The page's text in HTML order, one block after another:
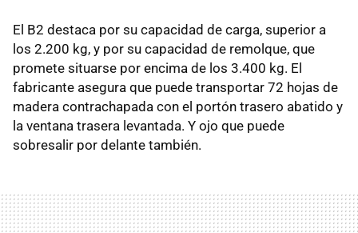
El B2 destaca por su capacidad de carga, superior a
los 2.200 kg, y por su capacidad de remolque, que
promete situarse por encima de los 3.400 kg. El
fabricante asegura que puede transportar 72 hojas de
madera contrachapada con el portón trasero abatido y
la ventana trasera levantada. Y ojo que puede
sobresalir por delante también.